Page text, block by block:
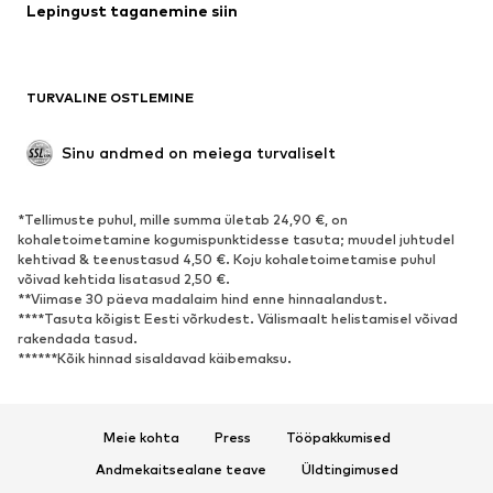
Mantlid
Sündmused
Eksklusiivne
JALANÕUD
Uus
Trendikas
Vabaaja jalanõud
Pahkluusaapad
Kontsasaapad ja -kingad
Sandaalid
Poolsaapad
Lepingust taganemine siin
TURVALINE OSTLEMINE
Sinu andmed on meiega turvaliselt
*Tellimuste puhul, mille summa ületab 24,90 €, on
kohaletoimetamine kogumispunktidesse tasuta; muudel juhtudel
kehtivad & teenustasud 4,50 €. Koju kohaletoimetamise puhul
võivad kehtida lisatasud 2,50 €.
**Viimase 30 päeva madalaim hind enne hinnaalandust.
****Tasuta kõigist Eesti võrkudest. Välismaalt helistamisel võivad
rakendada tasud.
******Kõik hinnad sisaldavad käibemaksu.
Meie kohta Press
Tööpakkumised
Andmekaitsealane teave
Üldtingimused